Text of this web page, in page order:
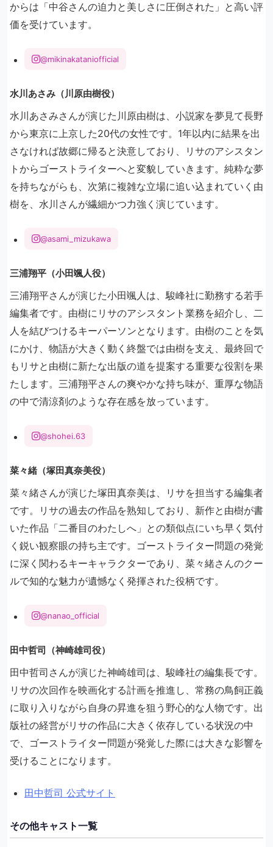
からは「中谷さんの迫力と美しさに圧倒された」と高い評
価を受けています。
@mikinakataniofficial
水川あさみ（川原由樹役）
水川あさみさんが演じた川原由樹は、小説家を夢見て長野
から東京に上京した20代の女性です。1年以内に結果を出
さなければ故郷に帰ると決意しており、リサのアシスタン
トからゴーストライターへと変貌していきます。純粋な夢
を持ちながらも、次第に複雑な立場に追い込まれていく由
樹を、水川さんが繊細かつ力強く演じています。
@asami_mizukawa
三浦翔平（小田颯人役）
三浦翔平さんが演じた小田颯人は、駿峰社に勤務する若手
編集者です。由樹にリサのアシスタント業務を紹介し、二
人を結びつけるキーパーソンとなります。由樹のことを気
にかけ、物語が大きく動く終盤では由樹を支え、最終回で
もリサと由樹に新たな出版の道を提案する重要な役割を果
たします。三浦翔平さんの爽やかな持ち味が、重厚な物語
の中で清涼剤のような存在感を放っています。
@shohei.63
菜々緒（塚田真奈美役）
菜々緒さんが演じた塚田真奈美は、リサを担当する編集者
です。リサの過去の作品を熟知しており、新作と由樹が書
いた作品「二番目のわたしへ」との類似点にいち早く気付
く鋭い観察眼の持ち主です。ゴーストライター問題の発覚
に深く関わるキーキャラクターであり、菜々緒さんのクー
ルで知的な魅力が遺憾なく発揮された役柄です。
@nanao_official
田中哲司（神崎雄司役）
田中哲司さんが演じた神崎雄司は、駿峰社の編集長です。
リサの次回作を映画化する計画を推進し、常務の鳥飼正義
に取り入りながら自身の昇進を狙う野心的な人物です。出
版社の経営がリサの作品に大きく依存している状況の中
で、ゴーストライター問題が発覚した際には大きな影響を
受けることになります。
田中哲司 公式サイト
その他キャスト一覧